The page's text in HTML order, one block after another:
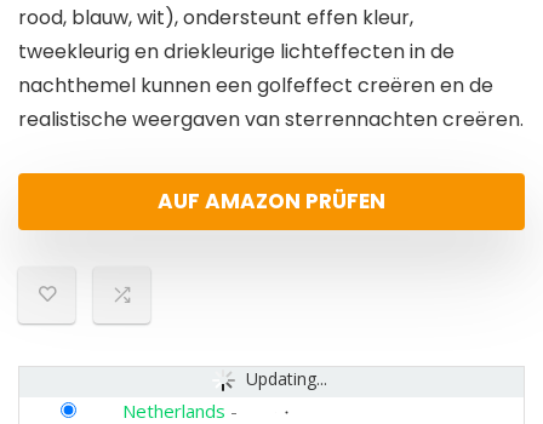
rood, blauw, wit), ondersteunt effen kleur,
tweekleurig en driekleurige lichteffecten in de
nachthemel kunnen een golfeffect creëren en de
realistische weergaven van sterrennachten creëren.
AUF AMAZON PRÜFEN
Updating...
Netherlands -